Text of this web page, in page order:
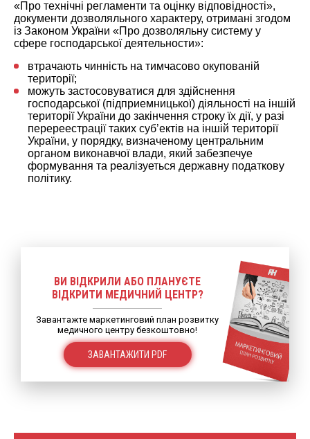
«Про технічні регламенти та оцінку відповідності»,
документи дозволяльного характеру, отримані згодом
із Законом України «Про дозволяльну систему у
сфере господарської деятельности»:
втрачають чиннiсть на тимчасово окупованiй
територiï;
можуть застосовуватися для здiйснення
господарськоï (пiдприемницькоï) дiяльностi на iншiй
територiï Украïни до закiнчення строку їх дiï, у разi
перереестрацiï таких суб’ектiв на iншiй територiï
Украïни, у порядку, визначеному центральним
органом виконавчоï влади, який забезпечуе
формування та реалiзуеться державну податкову
полiтику.
ВИ ВІДКРИЛИ АБО ПЛАНУЄТЕ
ВІДКРИТИ МЕДИЧНИЙ ЦЕНТР?
Завантажте маркетинговий план розвитку
медичного центру безкоштовно!
ЗАВАНТАЖИТИ PDF